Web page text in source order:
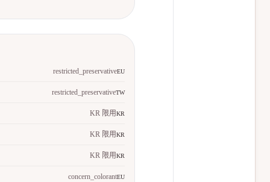
restricted_preservativeEU
restricted_preservativeTW
KR 限用KR
KR 限用KR
KR 限用KR
concern_colorantEU